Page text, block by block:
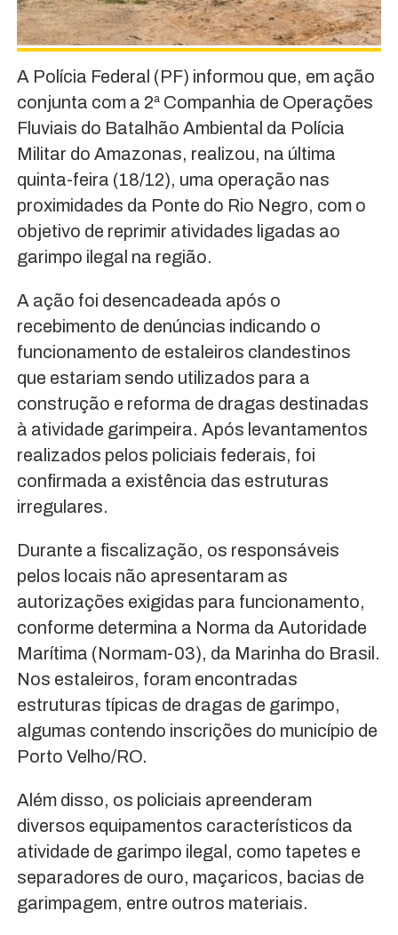
A Polícia Federal (PF) informou que, em ação
conjunta com a 2ª Companhia de Operações
Fluviais do Batalhão Ambiental da Polícia
Militar do Amazonas, realizou, na última
quinta-feira (18/12), uma operação nas
proximidades da Ponte do Rio Negro, com o
objetivo de reprimir atividades ligadas ao
garimpo ilegal na região.
A ação foi desencadeada após o
recebimento de denúncias indicando o
funcionamento de estaleiros clandestinos
que estariam sendo utilizados para a
construção e reforma de dragas destinadas
à atividade garimpeira. Após levantamentos
realizados pelos policiais federais, foi
confirmada a existência das estruturas
irregulares.
Durante a fiscalização, os responsáveis
pelos locais não apresentaram as
autorizações exigidas para funcionamento,
conforme determina a Norma da Autoridade
Marítima (Normam-03), da Marinha do Brasil.
Nos estaleiros, foram encontradas
estruturas típicas de dragas de garimpo,
algumas contendo inscrições do município de
Porto Velho/RO.
Além disso, os policiais apreenderam
diversos equipamentos característicos da
atividade de garimpo ilegal, como tapetes e
separadores de ouro, maçaricos, bacias de
garimpagem, entre outros materiais.